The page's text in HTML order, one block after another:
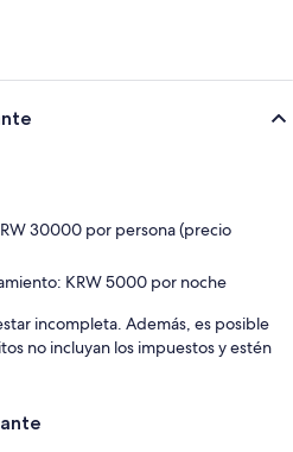
30000 por persona (precio
KRW 5000 por noche
incompleta. Además, es posible
no incluyan los impuestos y estén